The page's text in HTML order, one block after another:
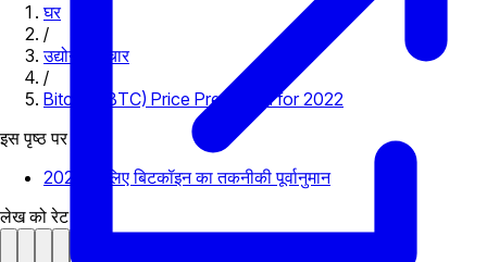
घर
/
उद्योग समाचार
/
Bitcoin (BTC) Price Prediction for 2022
इस पृष्ठ पर
2022 के लिए बिटकॉइन का तकनीकी पूर्वानुमान
लेख को रेट करें